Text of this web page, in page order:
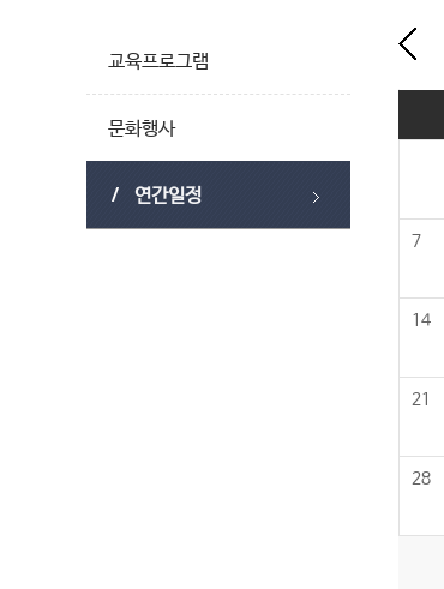
교육프로그램
문화행사
연간일정
7
14
21
28